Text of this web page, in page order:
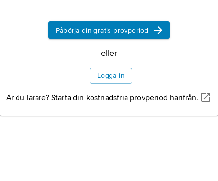
Påbörja din gratis provperiod
eller
Logga in
Är du lärare? Starta din kostnadsfria provperiod härifrån.